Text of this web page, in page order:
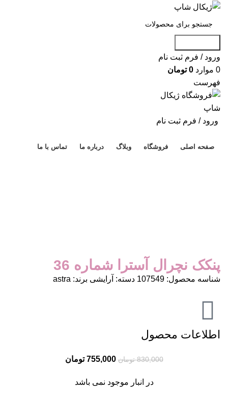
ورود / فرم ثبت نام
0 موارد 0 تومان
فهرست
ورود / فرم ثبت نام
صفحه اصلی فروشگاه وبلاگ درباره ما تماس با ما
پنکک نچرال آسترا شماره 36
شناسه محصول: 107549 دسته: آرایشی برند: astra
اطلاعات محصول
830,000 تومان 755,000 تومان
در انبار موجود نمی باشد